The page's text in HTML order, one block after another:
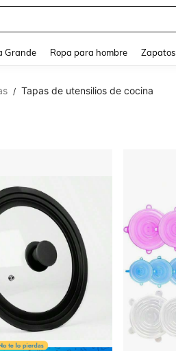
Grande Ropa para hombre Zapatos
/ Tapas de utensilios de cocina